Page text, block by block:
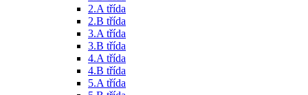
2.A třída
2.B třída
3.A třída
3.B třída
4.A třída
4.B třída
5.A třída